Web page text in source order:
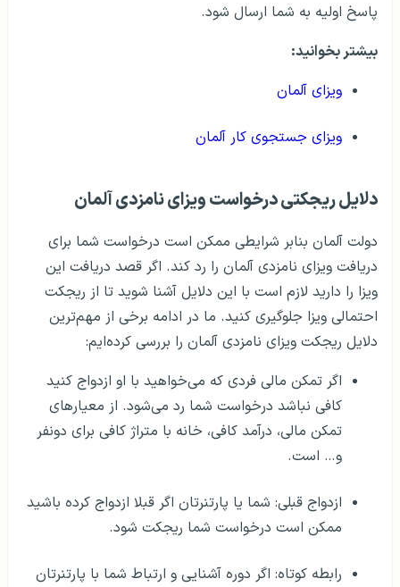
پاسخ اولیه به شما ارسال شود.
بیشتر بخوانید:
ویزای آلمان
ویزای جستجوی کار آلمان
دلایل ریجکتی درخواست ویزای نامزدی آلمان
دولت آلمان بنابر شرایطی ممکن است درخواست شما برای
دریافت ویزای نامزدی آلمان را رد کند. اگر قصد دریافت این
ویزا را دارید لازم است با این دلایل آشنا شوید تا از ریجکت
احتمالی ویزا جلوگیری کنید. ما در ادامه برخی از مهم‌ترین
دلایل ریجکت ویزای نامزدی آلمان را بررسی کرده‌ایم:
اگر تمکن مالی فردی که می‌خواهید با او ازدواج کنید
کافی نباشد درخواست شما رد می‌شود. از معیارهای
تمکن مالی، درآمد کافی، خانه با متراژ کافی برای دونفر
و… است.
ازدواج قبلی: شما یا پارتنرتان اگر قبلا ازدواج کرده باشید
ممکن است درخواست شما ریجکت شود.
رابطه کوتاه: اگر دوره آشنایی و ارتباط شما با پارتنرتان